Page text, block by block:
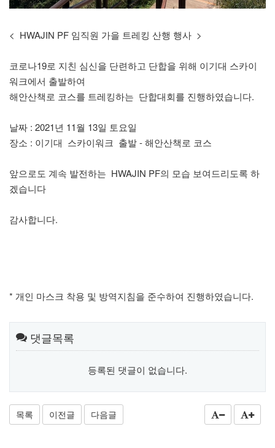
< HWAJIN PF 임직원 가을 트레킹 산행 행사 >
코로나19로 지친 심신을 단련하고 단합을 위해 이기대 스카이
워크에서 출발하여
해안산책로 코스를 트레킹하는 단합대회를 진행하였습니다.
날짜 : 2021년 11월 13일 토요일
장소 : 이기대 스카이워크 출발 - 해안산책로 코스
앞으로도 계속 발전하는 HWAJIN PF의 모습 보여드리도록 하
겠습니다
감사합니다.
* 개인 마스크 착용 및 방역지침을 준수하여 진행하였습니다.
댓글목록
등록된 댓글이 없습니다.
목록 이전글 다음글